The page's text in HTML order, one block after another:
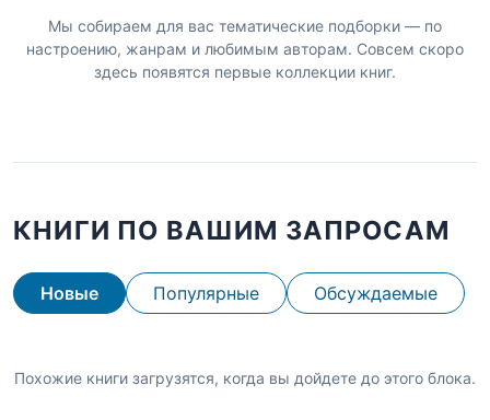
Мы собираем для вас тематические подборки — по
настроению, жанрам и любимым авторам. Совсем скоро
здесь появятся первые коллекции книг.
КНИГИ ПО ВАШИМ ЗАПРОСАМ
Новые Популярные Обсуждаемые
Похожие книги загрузятся, когда вы дойдете до этого блока.